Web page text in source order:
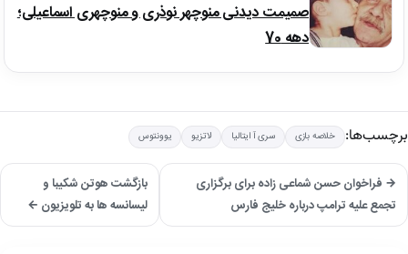
صمیمت دیدنی منوچهر نوذری و منوچهری اسماعیلی؛
دهه 70
برچسب‌ها: خلاصه بازی سری آ ایتالیا لاتزیو یوونتوس
→ فراخوان حسن شماعی زاده برای برگزاری
تجمع علیه ترامپ درباره خلیج فارس
بازگشت هوتن شکیبا و
لیسانسه ها به تلویزیون ←